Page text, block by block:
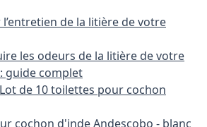
de la litière de votre
les odeurs de la litière de votre
guide complet
Lot de 10 toilettes pour cochon
cochon d'inde Andescobo - blanc